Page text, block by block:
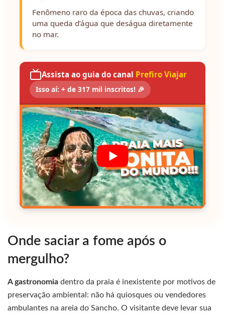
Fenômeno raro da época das chuvas, criando
uma queda d’água que deságua diretamente
no mar.
Assista ao guia do canal Prefiro Viajar
Isso aí: + de 317 mil inscritos! 🎉
Onde saciar a fome após o
mergulho?
A gastronomia dentro da praia é inexistente por motivos de
preservação ambiental: não há quiosques ou vendedores
ambulantes na areia do Sancho. O visitante deve levar sua